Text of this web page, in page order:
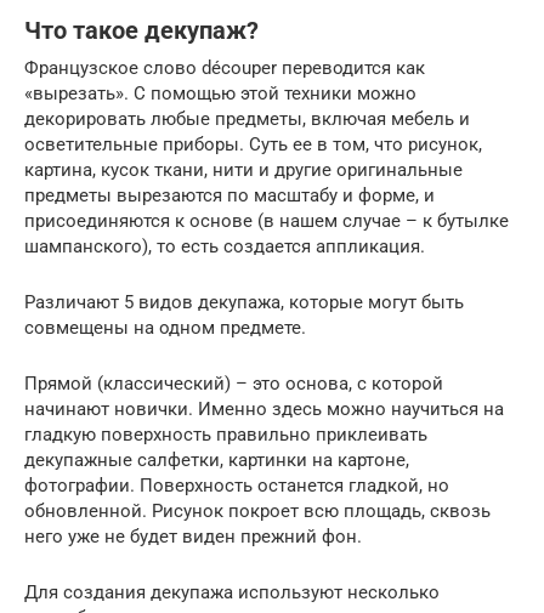
Что такое декупаж?
Французское слово découper переводится как
«вырезать». С помощью этой техники можно
декорировать любые предметы, включая мебель и
осветительные приборы. Суть ее в том, что рисунок,
картина, кусок ткани, нити и другие оригинальные
предметы вырезаются по масштабу и форме, и
присоединяются к основе (в нашем случае – к бутылке
шампанского), то есть создается аппликация.
Различают 5 видов декупажа, которые могут быть
совмещены на одном предмете.
Прямой (классический) – это основа, с которой
начинают новички. Именно здесь можно научиться на
гладкую поверхность правильно приклеивать
декупажные салфетки, картинки на картоне,
фотографии. Поверхность останется гладкой, но
обновленной. Рисунок покроет всю площадь, сквозь
него уже не будет виден прежний фон.
Для создания декупажа используют несколько